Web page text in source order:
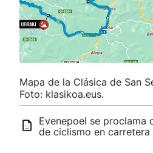
Mapa de la Clásica de San
Foto: klasikoa.eus.
Evenepoel se proclama
de ciclismo en carretera